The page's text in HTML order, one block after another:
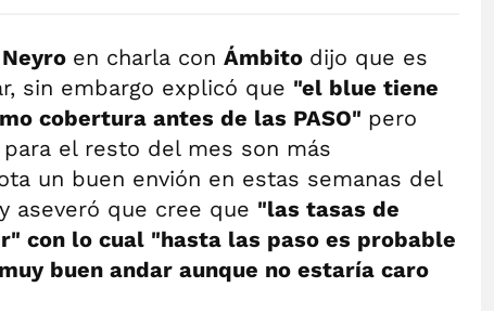
en charla con Ámbito dijo que es
sin embargo explicó que "el blue tiene
cobertura antes de las PASO" pero
el resto del mes son más
un buen envión en estas semanas del
aseveró que cree que "las tasas de
con lo cual "hasta las paso es probable
buen andar aunque no estaría caro